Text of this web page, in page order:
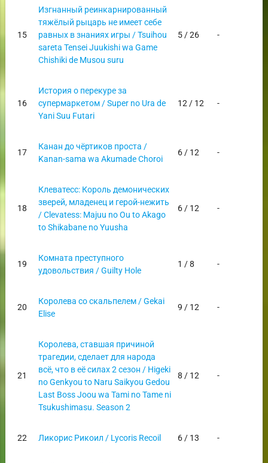
15
Изгнанный реинкарнированный
тяжёлый рыцарь не имеет себе
равных в знаниях игры / Tsuihou
sareta Tensei Juukishi wa Game
Chishiki de Musou suru
5 / 26 -
16
История о перекуре за
супермаркетом / Super no Ura de
Yani Suu Futari
12 / 12 -
17
Канан до чёртиков проста /
Kanan-sama wa Akumade Choroi
6 / 12 -
18
Клеватесс: Король демонических
зверей, младенец и герой-нежить
/ Clevatess: Majuu no Ou to Akago
to Shikabane no Yuusha
6 / 12 -
19
Комната преступного
удовольствия / Guilty Hole
1 / 8 -
20
Королева со скальпелем / Gekai
Elise
9 / 12 -
21
Королева, ставшая причиной
трагедии, сделает для народа
всё, что в её силах 2 сезон / Higeki
no Genkyou to Naru Saikyou Gedou
Last Boss Joou wa Tami no Tame ni
Tsukushimasu. Season 2
8 / 12 -
22 Ликорис Рикоил / Lycoris Recoil 6 / 13 -